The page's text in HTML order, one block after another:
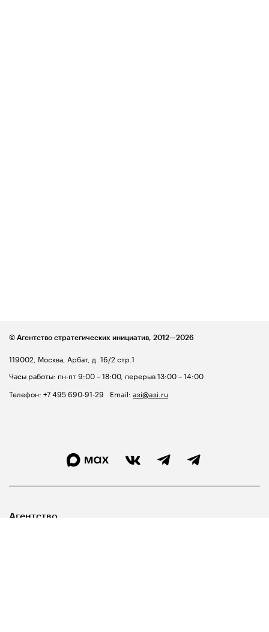
119002, Москва, Арбат, д. 16/2 стр.1
Часы работы: пн-пт 9:00 – 18:00, перерыв 13:00 – 14:00
Телефон: +7 495 690-91-29 Email: asi@asi.ru
© Агентство стратегических инициатив, 2012—2026
Агентство